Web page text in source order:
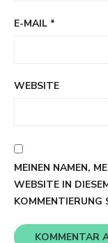
E-MAIL *
WEBSITE
MEINEN NAMEN,
WEBSITE IN
KOMMENTIERUNG